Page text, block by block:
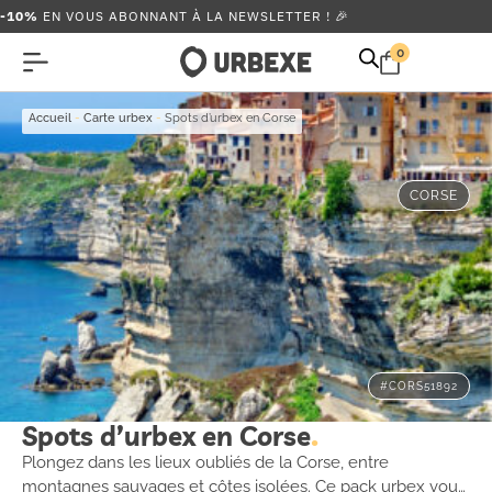
-10% EN VOUS ABONNANT À LA NEWSLETTER ! 🎉
0
Accueil - Carte urbex - Spots d’urbex en Corse
CORSE
#CORS51892
Spots d’urbex en Corse
Plongez dans les lieux oubliés de la Corse, entre
montagnes sauvages et côtes isolées. Ce pack urbex vous